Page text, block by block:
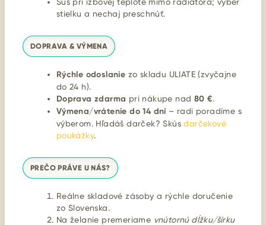
stielku a nechaj preschnúť.
DOPRAVA & VÝMENA
Rýchle odoslanie zo skladu ULIATE (zvyčajne
do 24 h).
Doprava zdarma pri nákupe nad 80 €.
Výmena/vrátenie do 14 dní– radi poradíme s
výberom. Hľadáš darček? Skúsdarčekové
poukážky.
PREČO PRÁVE U NÁS?
Reálne skladové zásoby a rýchle doručenie
zo Slovenska.
Na želanie premeriame vnútornú dĺžku/šírku